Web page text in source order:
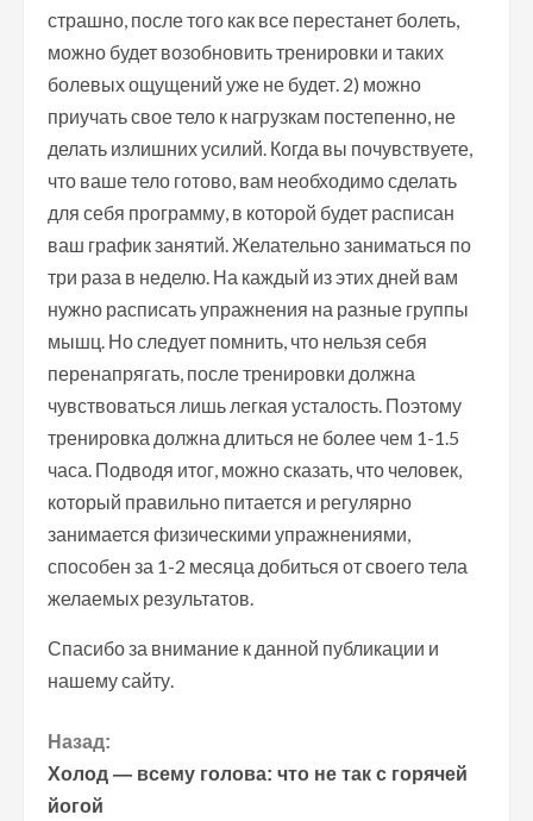
страшно, после того как все перестанет болеть,
можно будет возобновить тренировки и таких
болевых ощущений уже не будет. 2) можно
приучать свое тело к нагрузкам постепенно, не
делать излишних усилий. Когда вы почувствуете,
что ваше тело готово, вам необходимо сделать
для себя программу, в которой будет расписан
ваш график занятий. Желательно заниматься по
три раза в неделю. На каждый из этих дней вам
нужно расписать упражнения на разные группы
мышц. Но следует помнить, что нельзя себя
перенапрягать, после тренировки должна
чувствоваться лишь легкая усталость. Поэтому
тренировка должна длиться не более чем 1-1.5
часа. Подводя итог, можно сказать, что человек,
который правильно питается и регулярно
занимается физическими упражнениями,
способен за 1-2 месяца добиться от своего тела
желаемых результатов.
Спасибо за внимание к данной публикации и
нашему сайту.
П
р
Назад:
Холод — всему голова: что не так с горячей
йогой